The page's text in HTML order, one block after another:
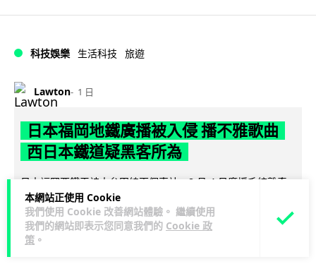
本網站正使用 Cookie
我們使用 Cookie 改善網站體驗。 繼續使用
我們的網站即表示您同意我們的 Cookie 政
策 。
科技娛樂 生活科技 旅遊
Lawton 1 日
日本福岡地鐵廣播被入侵 播不雅歌曲
西日本鐵道疑黑客所為
日本福岡西鐵天神大牟田線兩個車站，8 月 4 日廣播系統離奇
播出粗俗歌聲，西日本鐵道懷疑遭第三方非法入侵，正調查事
件並考慮報案。網上一度傳言...
閱讀全文
40